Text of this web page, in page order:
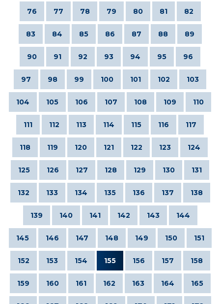
76 77 78 79 80 81 82
83 84 85 86 87 88 89
90 91 92 93 94 95 96
97 98 99 100 101 102 103
104 105 106 107 108 109 110
111 112 113 114 115 116 117
118 119 120 121 122 123 124
125 126 127 128 129 130 131
132 133 134 135 136 137 138
139 140 141 142 143 144
145 146 147 148 149 150 151
152 153 154 155 156 157 158
159 160 161 162 163 164 165